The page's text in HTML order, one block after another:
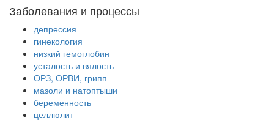
Заболевания и процессы
депрессия
гинекология
низкий гемоглобин
усталость и вялость
ОРЗ, ОРВИ, грипп
мазоли и натоптыши
беременность
целлюлит